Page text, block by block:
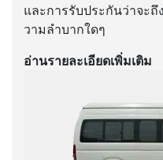
และการรับประกันว่าจะ
วามลำบากใดๆ
อ่านรายละเอียดเพิ่มเติม